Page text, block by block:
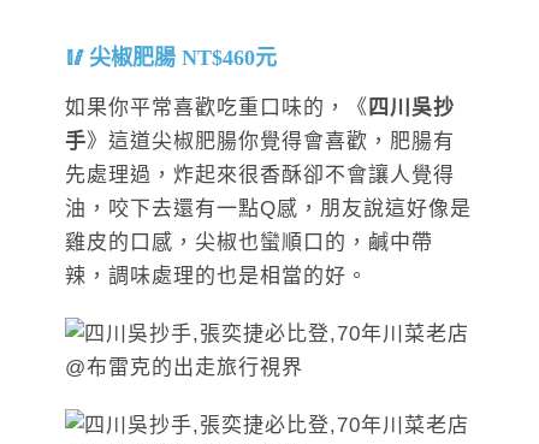
尖椒肥腸 NT$460元
如果你平常喜歡吃重口味的，《 四川吳抄
手》這道尖椒肥腸你覺得會喜歡，肥腸有
先處理過，炸起來很香酥卻不會讓人覺得
油，咬下去還有一點Q感，朋友說這好像是
雞皮的口感，尖椒也蠻順口的，鹹中帶
辣，調味處理的也是相當的好。